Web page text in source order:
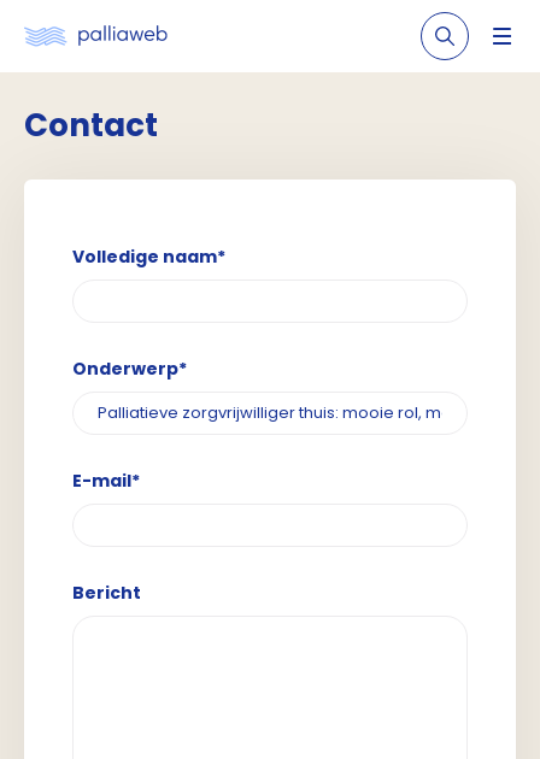
Contact
Volledige naam*
Onderwerp*
E-mail*
Bericht